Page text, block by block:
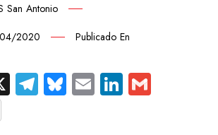
San Antonio
2020 Publicado En
X Telegram
Bluesky
EmailLinkedIn